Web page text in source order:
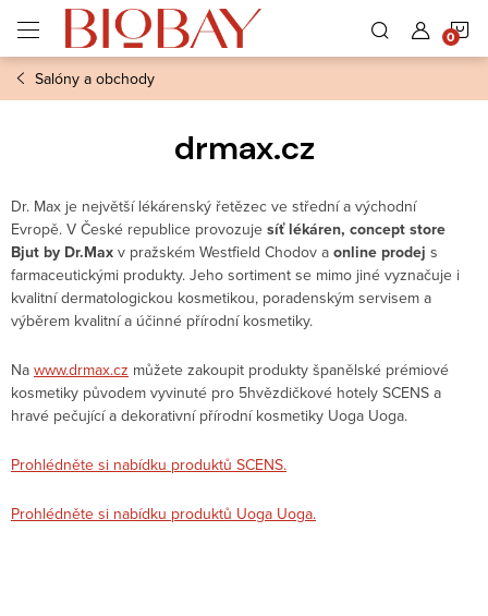
obsah
Salóny a obchody
drmax.cz
Dr. Max je největší lékárenský řetězec ve střední a východní
Evropě. V České republice provozuje síť lékáren, conceptstore
Bjut by Dr.Max v pražském Westfield Chodov a online prodej s
farmaceutickými produkty. Jeho sortiment se mimo jiné vyznačuje i
kvalitní dermatologickou kosmetikou, poradenským servisem a
výběrem kvalitní a účinné přírodní kosmetiky.
Na www.drmax.cz můžete zakoupit produkty španělské prémiové
kosmetiky původem vyvinuté pro 5hvězdičkové hotely SCENS a
hravé pečující a dekorativní přírodní kosmetiky Uoga Uoga.
Prohlédněte si nabídku produktů SCENS.
Prohlédněte si nabídku produktů Uoga Uoga.